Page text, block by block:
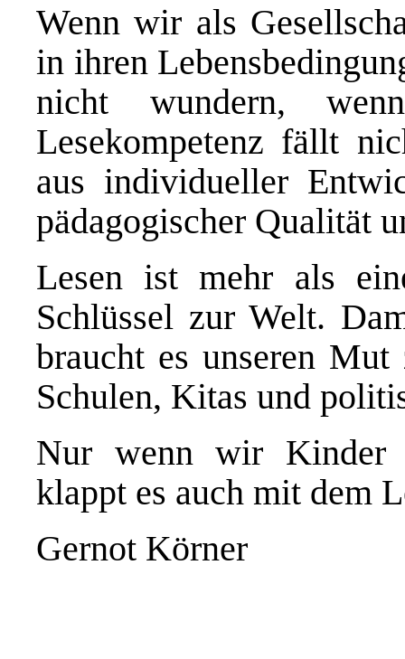
Wenn wir als
in ihren
nicht wundern,
Lesekompetenz fällt
aus individueller
pädagogischer Qualität
Lesen ist mehr als
Schlüssel zur Welt.
braucht es unseren
Schulen, Kitas und
Nur wenn wir Kinder
klappt es auch mit dem
Gernot Körner